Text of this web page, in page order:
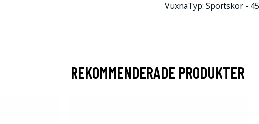
VuxnaTyp: Sportskor - 45
REKOMMENDERADE PRODUKTER